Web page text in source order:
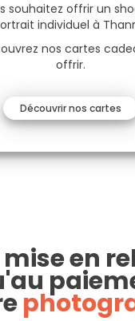
souhaitez offrir un
individuel à
nos cartes
offrir.
Découvrir nos cartes
mise en